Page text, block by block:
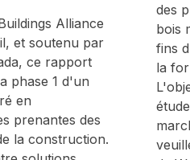
Alliance
et soutenu par
ce rapport
phase 1 d'un
en
prenantes des
la construction.
des
bois
fins
la